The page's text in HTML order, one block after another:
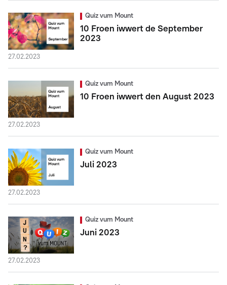
Quiz vum Mount
10 Froen iwwert de September
2023
27.02.2023
Quiz vum Mount
10 Froen iwwert den August 2023
27.02.2023
Quiz vum Mount
Juli 2023
27.02.2023
Quiz vum Mount
Juni 2023
27.02.2023